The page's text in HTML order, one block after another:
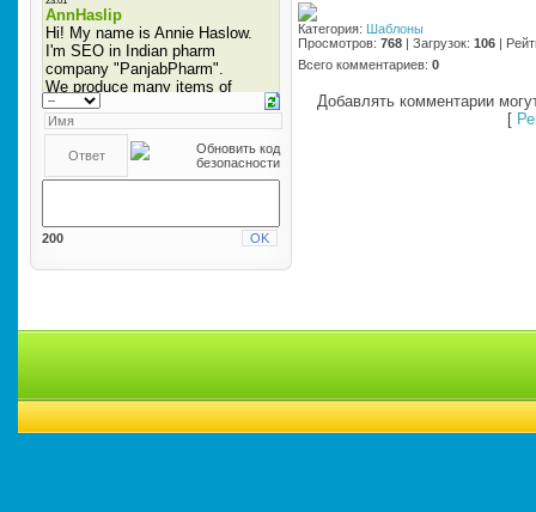
200
Категория: Шаблоны
Просмотров: 768 | Загрузок: 106 |
Всего комментариев: 0
Добавлять комментарии
[